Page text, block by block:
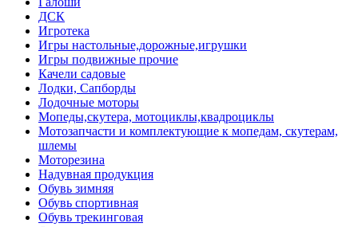
ДСК
Игротека
Игры настольные,дорожные,игрушки
Игры подвижные прочие
Качели садовые
Лодки, Сапборды
Лодочные моторы
Мопеды,скутера, мотоциклы,квадроциклы
Мотозапчасти и комплектующие к мопедам, скутерам,
шлемы
Моторезина
Надувная продукция
Обувь зимняя
Обувь спортивная
Обувь трекинговая